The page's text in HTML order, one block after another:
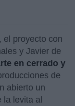
el proyecto con
y Javier de
en cerrado y
de
abierto un
la levita al